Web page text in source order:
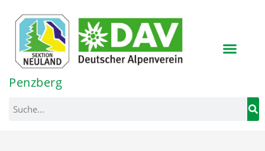
springen
Penzberg